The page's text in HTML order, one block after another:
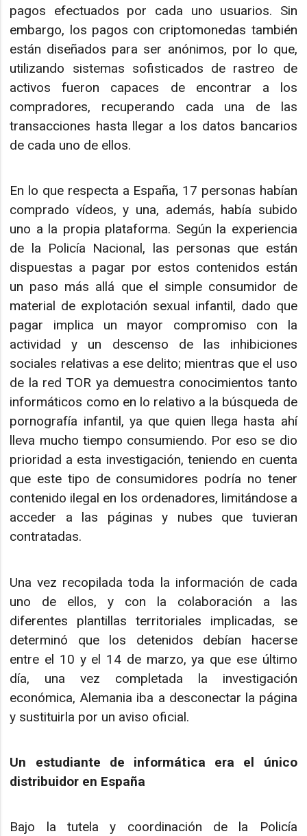
pagos efectuados por cada uno usuarios. Sin
embargo, los pagos con criptomonedas también
están diseñados para ser anónimos, por lo que,
utilizando sistemas sofisticados de rastreo de
activos fueron capaces de encontrar a los
compradores, recuperando cada una de las
transacciones hasta llegar a los datos bancarios
de cada uno de ellos.
En lo que respecta a España, 17 personas habían
comprado vídeos, y una, además, había subido
uno a la propia plataforma. Según la experiencia
de la Policía Nacional, las personas que están
dispuestas a pagar por estos contenidos están
un paso más allá que el simple consumidor de
material de explotación sexual infantil, dado que
pagar implica un mayor compromiso con la
actividad y un descenso de las inhibiciones
sociales relativas a ese delito; mientras que el uso
de la red TOR ya demuestra conocimientos tanto
informáticos como en lo relativo a la búsqueda de
pornografía infantil, ya que quien llega hasta ahí
lleva mucho tiempo consumiendo. Por eso se dio
prioridad a esta investigación, teniendo en cuenta
que este tipo de consumidores podría no tener
contenido ilegal en los ordenadores, limitándose a
acceder a las páginas y nubes que tuvieran
contratadas.
Una vez recopilada toda la información de cada
uno de ellos, y con la colaboración a las
diferentes plantillas territoriales implicadas, se
determinó que los detenidos debían hacerse
entre el 10 y el 14 de marzo, ya que ese último
día, una vez completada la investigación
económica, Alemania iba a desconectar la página
y sustituirla por un aviso oficial.
Un estudiante de informática era el único
distribuidor en España
Bajo la tutela y coordinación de la Policía